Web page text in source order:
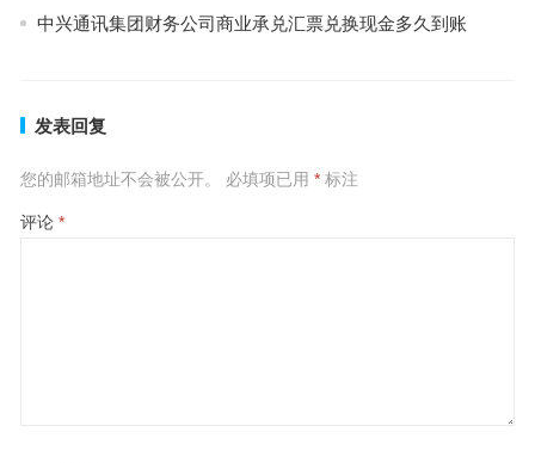
中兴通讯集团财务公司商业承兑汇票兑换现金多久到账
发表回复
您的邮箱地址不会被公开。 必填项已用 *标注
评论 *